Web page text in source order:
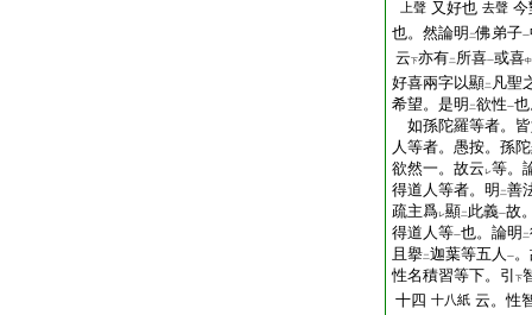
上聲 又好也 去聲 今
也。然論明 二佛弟子一
云下亦有二 所喜一或喜中
好喜兩字以顯二 凡聖
希望。是明 二欲性一
如孫陀羅等者。
人等者。愚按。孫
欲然一。故云 レ等。
得道人等者。明 二善
疏主爲レ顯二 此義一故
得道人等一也。論明 二
且擧二迦葉等五人 一
性名積習等下。引
下
十四 十八紙 云。性